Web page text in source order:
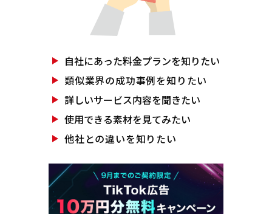
自社にあった料金プランを知りたい
類似業界の成功事例を知りたい
詳しいサービス内容を聞きたい
使用できる素材を見てみたい
他社との違いを知りたい